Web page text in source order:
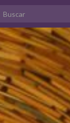
Search for: